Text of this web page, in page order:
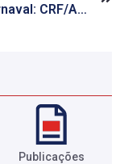
Carnaval: CRF/AL estará fechado nos dias 15 e 16 de fevereiro
Publicações